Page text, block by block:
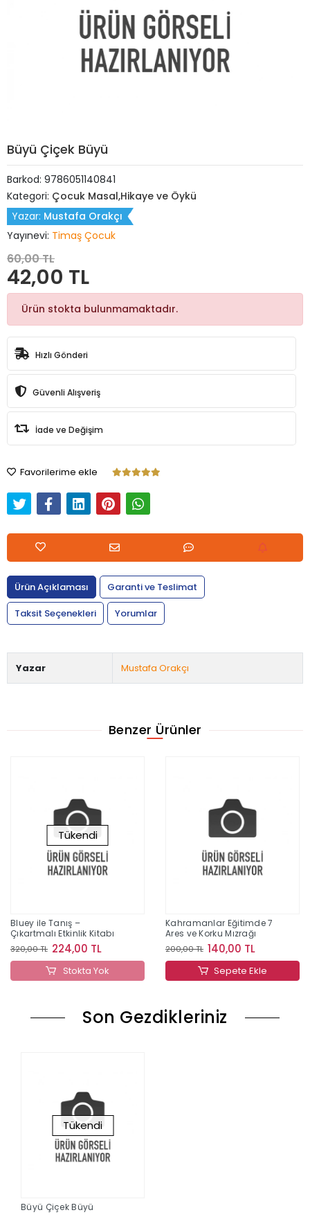
Büyü Çiçek Büyü
Barkod: 9786051140841
Kategori: Çocuk Masal,Hikaye ve Öykü
Yazar: Mustafa Orakçı
Yayınevi: Timaş Çocuk
60,00 TL
42,00 TL
Ürün stokta bulunmamaktadır.
Hızlı Gönderi
Güvenli Alışveriş
İade ve Değişim
Favorilerime ekle
Ürün Açıklaması
Garanti ve Teslimat
Taksit Seçenekleri
Yorumlar
Yazar Mustafa Orakçı
Benzer Ürünler
Tükendi
Bluey ile Tanış –
Çıkartmalı Etkinlik Kitabı
320,00 TL 224,00 TL
Stokta Yok
Kahramanlar Eğitimde 7
Ares ve Korku Mızrağı
200,00 TL 140,00 TL
Sepete Ekle
Son Gezdikleriniz
Tükendi
Büyü Çiçek Büyü